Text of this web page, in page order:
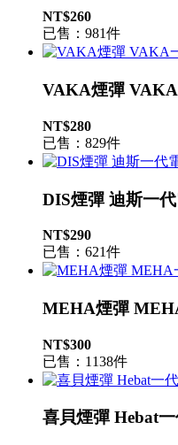
NT$260
已售：981件
VAKA煙彈
NT$280
已售：829件
DIS煙彈 迪斯一
NT$290
已售：621件
MEHA煙彈
NT$300
已售：1138件
喜貝煙彈 Hebat